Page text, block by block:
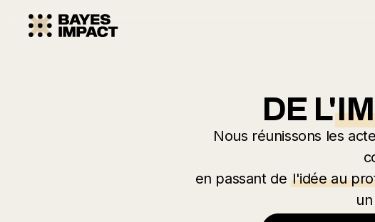
DE L'
Nous réunissons les
en passant de l'idée au